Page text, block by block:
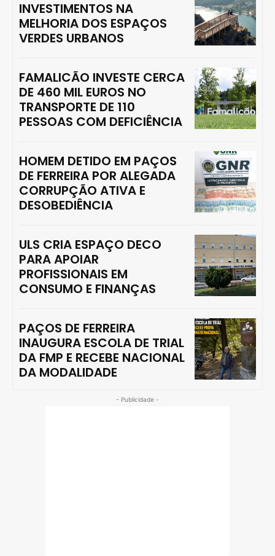
INVESTIMENTOS NA
MELHORIA DOS ESPAÇOS
VERDES URBANOS
FAMALICÃO INVESTE CERCA
DE 460 MIL EUROS NO
TRANSPORTE DE 110
PESSOAS COM DEFICIÊNCIA
HOMEM DETIDO EM PAÇOS
DE FERREIRA POR ALEGADA
CORRUPÇÃO ATIVA E
DESOBEDIÊNCIA
ULS CRIA ESPAÇO DECO
PARA APOIAR
PROFISSIONAIS EM
CONSUMO E FINANÇAS
PAÇOS DE FERREIRA
INAUGURA ESCOLA DE TRIAL
DA FMP E RECEBE NACIONAL
DA MODALIDADE
- Publicidade -